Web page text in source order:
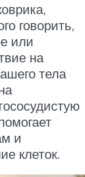
говорить,
или
на
тела
и
клеток.